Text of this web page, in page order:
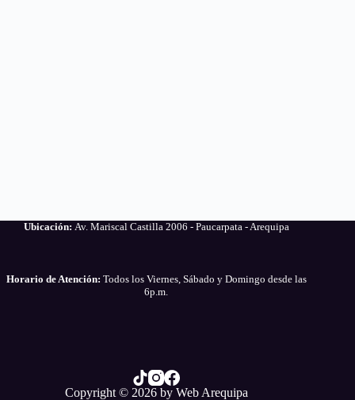
Ubicación: Av. Mariscal Castilla 2006 - Paucarpata - Arequipa
Horario de Atención: Todos los Viernes, Sábado y Domingo desde las
6p.m.
Copyright © 2026 by Web Arequipa